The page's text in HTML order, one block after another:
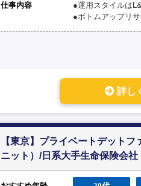
仕事内容
●運用スタイルは
●ボトムアップリ
詳し
【東京】プライベートデット
ニット）/日系大手生命保険会社